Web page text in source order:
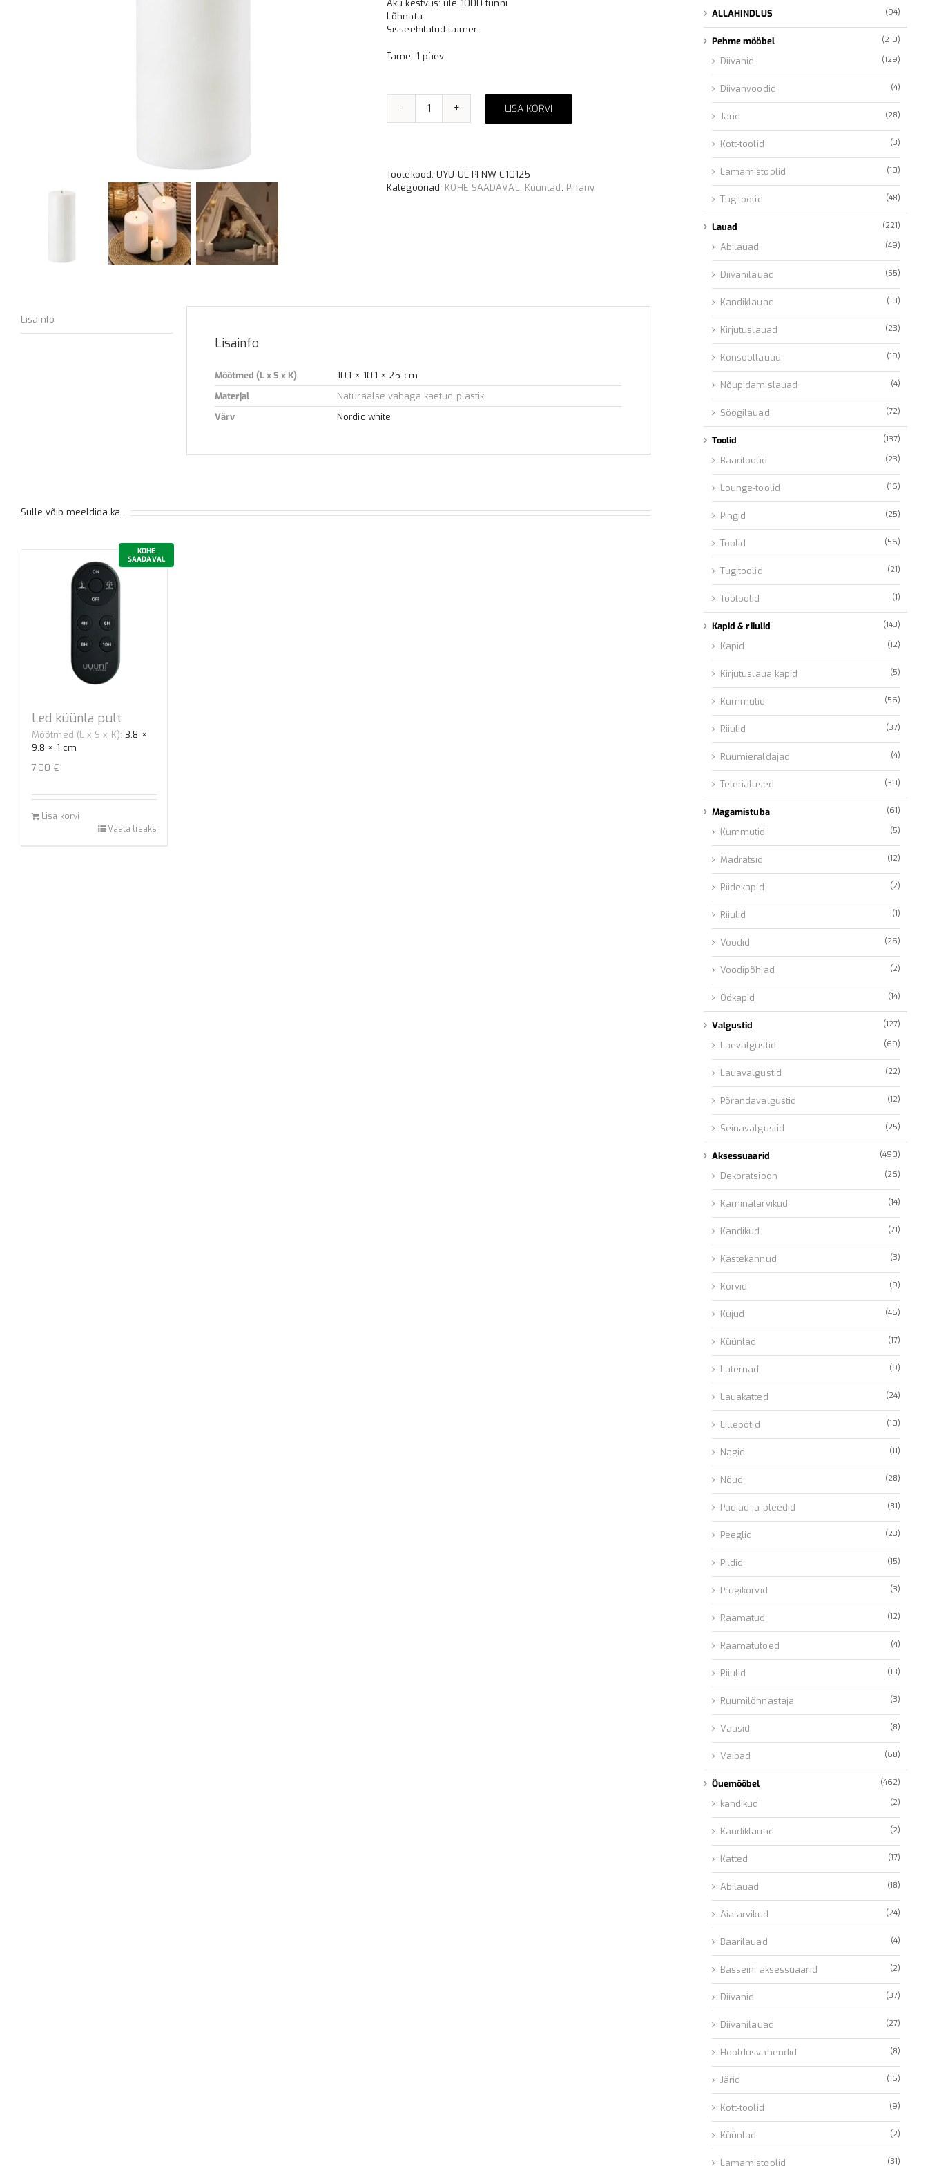
Aku kestvus: üle 1000 tunni
Lõhnatu
Sisseehitatud taimer
Tarne: 1 päev
Led
LISA KORVI
Alternative:
Tootekood:UYU-UL-PI-NW-C10125
Kategooriad: KOHE SAADAVAL, Küünlad, Piffany
Lisainfo
Lisainfo
Mõõtmed (L x S x K)
10.1 × 10.1 × 25 cm
Materjal
Naturaalse vahaga kaetud plastik
Värv
Nordic white
Sulle võib meeldida ka…
KOHE
SAADAVAL
Led küünla pult
Mõõtmed (L x S x K):3.8 ×
9.8 × 1 cm
7.00 €
Lisa korvi
Vaata lisaks
ALLAHINDLUS (94)
Pehme mööbel (210)
Diivanid (129)
Diivanvoodid (4)
Järid (28)
Kott-toolid (3)
Lamamistoolid (10)
Tugitoolid (48)
Lauad (221)
Abilauad (49)
Diivanilauad (55)
Kandiklauad (10)
Kirjutuslauad (23)
Konsoollauad (19)
Nõupidamislauad (4)
Söögilauad (72)
Toolid (137)
Baaritoolid (23)
Lounge-toolid (16)
Pingid (25)
Toolid (56)
Tugitoolid (21)
Töötoolid (1)
Kapid & riiulid (143)
Kapid (12)
Kirjutuslaua kapid (5)
Kummutid (56)
Riiulid (37)
Ruumieraldajad (4)
Telerialused (30)
Magamistuba (61)
Kummutid (5)
Madratsid (12)
Riidekapid (2)
Riiulid (1)
Voodid (26)
Voodipõhjad (2)
Öökapid (14)
Valgustid (127)
Laevalgustid (69)
Lauavalgustid (22)
Põrandavalgustid (12)
Seinavalgustid (25)
Aksessuaarid (490)
Dekoratsioon (26)
Kaminatarvikud (14)
Kandikud (71)
Kastekannud (3)
Korvid (9)
Kujud (46)
Küünlad (17)
Laternad (9)
Lauakatted (24)
Lillepotid (10)
Nagid (11)
Nõud (28)
Padjad ja pleedid (81)
Peeglid (23)
Pildid (15)
Prügikorvid (3)
Raamatud (12)
Raamatutoed (4)
Riiulid (13)
Ruumilõhnastaja (3)
Vaasid (8)
Vaibad (68)
Õuemööbel (462)
kandikud (2)
Kandiklauad (2)
Katted (17)
Abilauad (18)
Aiatarvikud (24)
Baarilauad (4)
Basseini aksessuaarid (2)
Diivanid (37)
Diivanilauad (27)
Hooldusvahendid (8)
Järid (16)
Kott-toolid (9)
Küünlad (2)
Lamamistoolid (31)